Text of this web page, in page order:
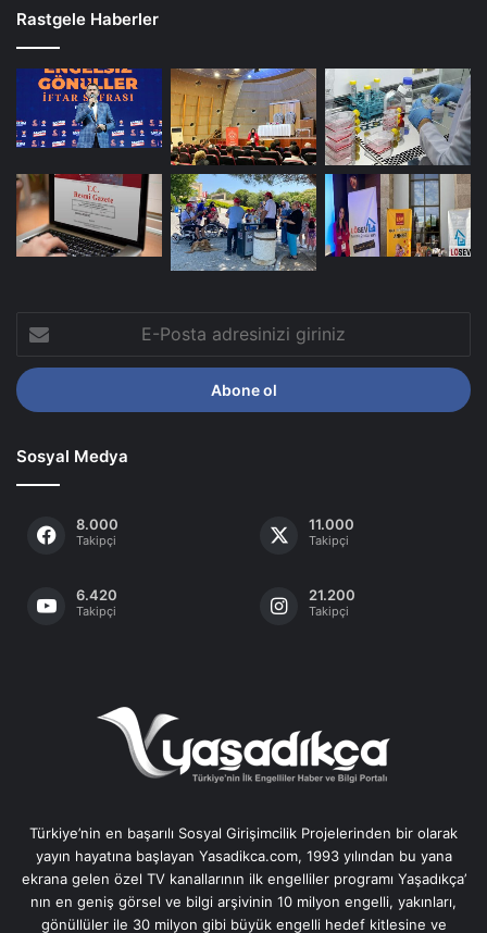
Rastgele Haberler
E-
Posta
adresinizi
giriniz
Sosyal Medya
8.000
Takipçi
11.000
Takipçi
6.420
Takipçi
21.200
Takipçi
Türkiye’nin en başarılı Sosyal Girişimcilik Projelerinden bir olarak
yayın hayatına başlayan Yasadikca.com, 1993 yılından bu yana
ekrana gelen özel TV kanallarının ilk engelliler programı Yaşadıkça’
nın en geniş görsel ve bilgi arşivinin 10 milyon engelli, yakınları,
gönüllüler ile 30 milyon gibi büyük engelli hedef kitlesine ve